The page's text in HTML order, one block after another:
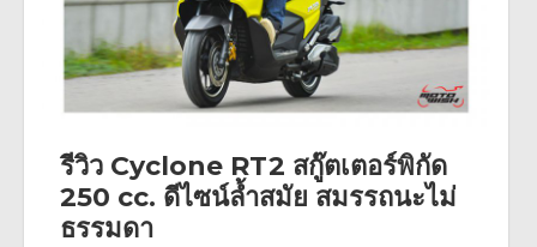
รีวิว Cyclone RT2 สกู๊ตเตอร์พิกัด
250 cc. ดีไซน์ล้ำสมัย สมรรถนะไม่
ธรรมดา